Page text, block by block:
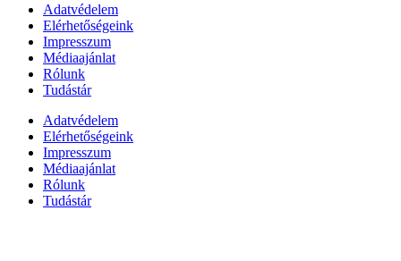
Adatvédelem
Elérhetőségeink
Impresszum
Médiaajánlat
Rólunk
Tudástár
Adatvédelem
Elérhetőségeink
Impresszum
Médiaajánlat
Rólunk
Tudástár